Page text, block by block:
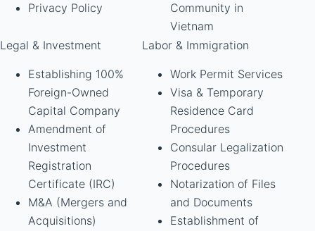
Privacy Policy
Community in
Vietnam
Legal & Investment
Establishing 100%
Foreign-Owned
Capital Company
Amendment of
Investment
Registration
Certificate (IRC)
M&A (Mergers and
Acquisitions)
Labor & Immigration
Work Permit Services
Visa & Temporary
Residence Card
Procedures
Consular Legalization
Procedures
Notarization of Files
and Documents
Establishment of